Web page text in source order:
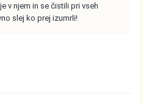
v njem in se čistili pri vseh
slej ko prej izumrli!